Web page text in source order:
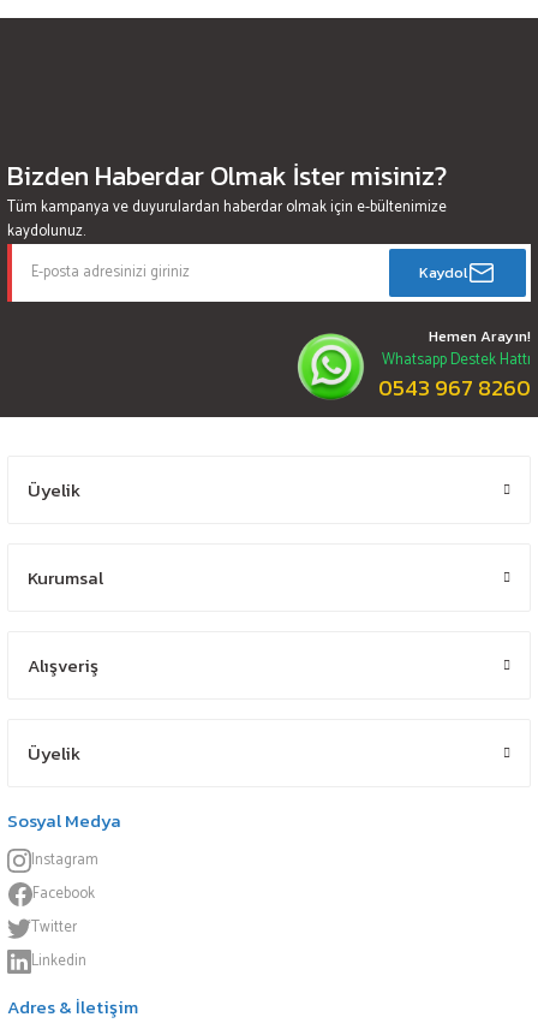
Bizden Haberdar Olmak İster misiniz?
Tüm kampanya ve duyurulardan haberdar olmak için e-bültenimize
kaydolunuz.
Kaydol
Hemen Arayın!
Whatsapp Destek Hattı
0543 967 8260
Üyelik
Kurumsal
Alışveriş
Üyelik
Sosyal Medya
Instagram
Facebook
Twitter
Linkedin
Adres & İletişim